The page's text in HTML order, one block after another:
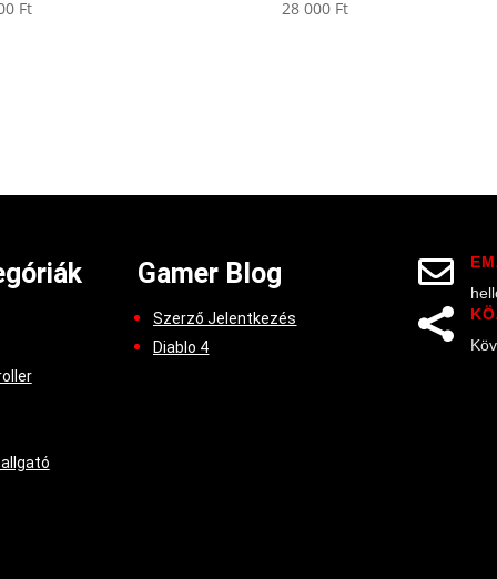
Ft
28 000 Ft
Gamer Blog
Szerző Jelentkezés
Diablo 4

